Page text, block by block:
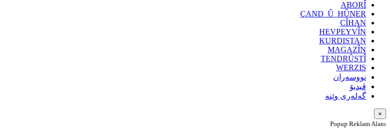
ABORÎ
ÇAND_Û_HÛNER
CÎHAN
HEVPEYVÎN
KURDISTAN
MAGAZÎN
TENDRÛSTÎ
WERZIS
نووسەران
ڤیدیۆ
گەلەری وێنە
×
Popup Reklam Alanı